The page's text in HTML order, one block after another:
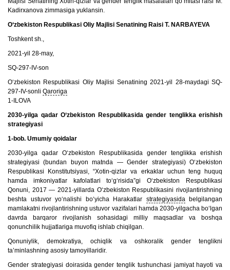
Kadirxanova zimmasiga yuklansin.
O‘zbekiston Respublikasi Oliy Majlisi Senatining Raisi T. NARBAYEVA
Toshkent sh.,
2021-yil 28-may,
SQ-297-IV-son
O‘zbekiston Respublikasi Oliy Majlisi Senatining 2021-yil 28-maydagi SQ-
297-IV-sonli Qaroriga
1-ILOVA
2030-yilga qadar O‘zbekiston Respublikasida gender tenglikka erishish
strategiyasi
1-bob. Umumiy qoidalar
2030-yilga qadar O‘zbekiston Respublikasida gender tenglikka erishish
strategiyasi (bundan buyon matnda — Gender strategiyasi) O‘zbekiston
Respublikasi Konstitutsiyasi, “Xotin-qizlar va erkaklar uchun teng huquq
hamda imkoniyatlar kafolatlari to‘g‘risida”gi O‘zbekiston Respublikasi
Qonuni, 2017 — 2021-yillarda O‘zbekiston Respublikasini rivojlantirishning
beshta ustuvor yo‘nalishi bo‘yicha Harakatlar strategiyasidabelgilangan
mamlakatni rivojlantirishning ustuvor vazifalari hamda 2030-yilgacha bo‘lgan
davrda barqaror rivojlanish sohasidagi milliy maqsadlar va boshqa
qonunchilik hujjatlariga muvofiq ishlab chiqilgan.
Qonuniylik, demokratiya, ochiqlik va oshkoralik gender tenglikni
ta’minlashning asosiy tamoyillaridir.
Gender strategiyasi doirasida gender tenglik tushunchasi jamiyat hayoti va